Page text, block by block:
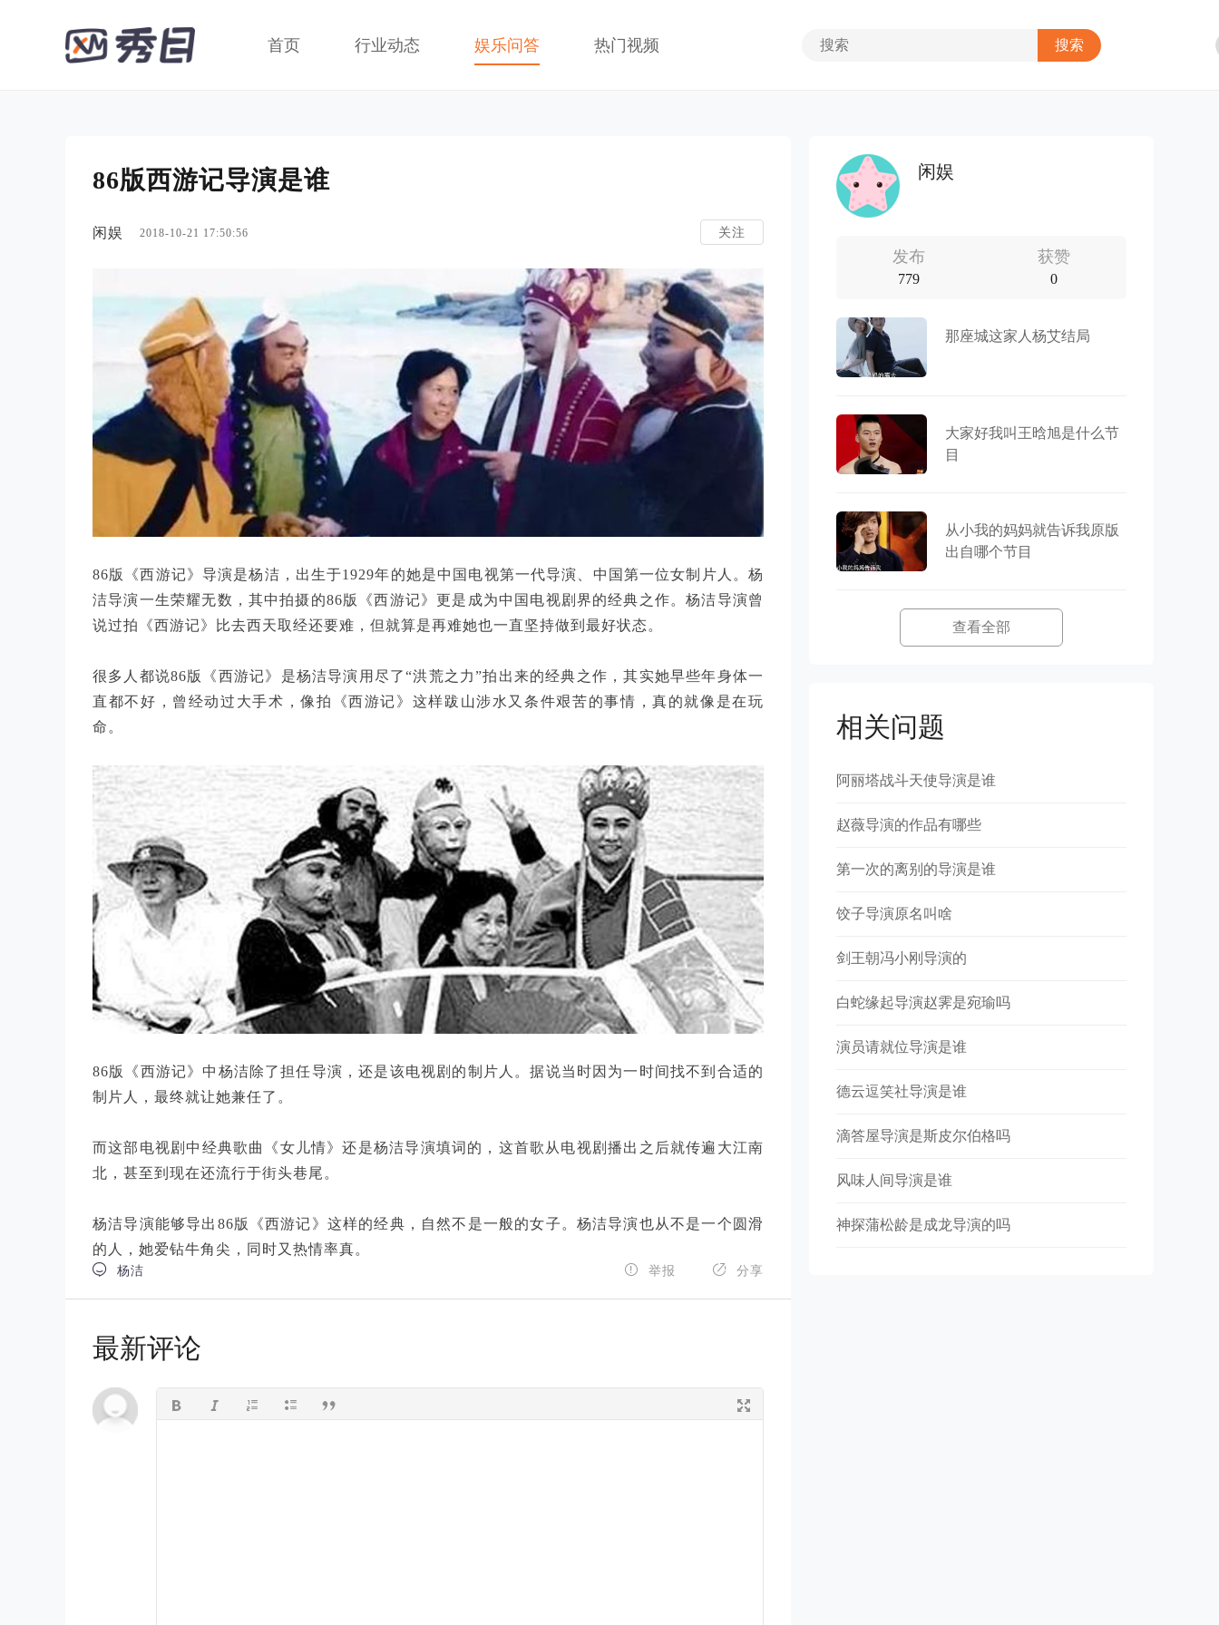
首页 行业动态 娱乐问答 热门视频
86版西游记导演是谁
闲娱 2018-10-21 17:50:56 关注
86版《西游记》导演是杨洁，出生于1929年的她是中国电视第一代导演、中国第一位女制片人。杨
洁导演一生荣耀无数，其中拍摄的86版《西游记》更是成为中国电视剧界的经典之作。杨洁导演曾
说过拍《西游记》比去西天取经还要难，但就算是再难她也一直坚持做到最好状态。
很多人都说86版《西游记》是杨洁导演用尽了“洪荒之力”拍出来的经典之作，其实她早些年身体一
直都不好，曾经动过大手术，像拍《西游记》这样跋山涉水又条件艰苦的事情，真的就像是在玩
命。
86版《西游记》中杨洁除了担任导演，还是该电视剧的制片人。据说当时因为一时间找不到合适的
制片人，最终就让她兼任了。
而这部电视剧中经典歌曲《女儿情》还是杨洁导演填词的，这首歌从电视剧播出之后就传遍大江南
北，甚至到现在还流行于街头巷尾。
杨洁导演能够导出86版《西游记》这样的经典，自然不是一般的女子。杨洁导演也从不是一个圆滑
的人，她爱钻牛角尖，同时又热情率真。
 杨洁  分享
 举报
最新评论
闲娱
发布
779
获赞
0
那座城这家人杨艾结局
大家好我叫王晗旭是什么节
目
从小我的妈妈就告诉我原版
出自哪个节目
查看全部
相关问题
阿丽塔战斗天使导演是谁
赵薇导演的作品有哪些
第一次的离别的导演是谁
饺子导演原名叫啥
剑王朝冯小刚导演的
白蛇缘起导演赵霁是宛瑜吗
演员请就位导演是谁
德云逗笑社导演是谁
滴答屋导演是斯皮尔伯格吗
风味人间导演是谁
神探蒲松龄是成龙导演的吗